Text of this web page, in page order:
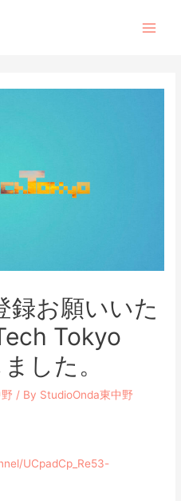
録お願いいた
Tokyo
した。
/ By StudioOnda東中野
UCpadCp_Re53-